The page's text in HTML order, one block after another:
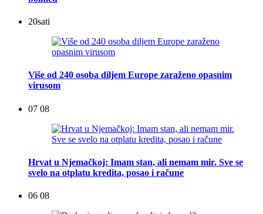
20sati
Više od 240 osoba diljem Europe zaraženo opasnim
virusom
07 08
Hrvat u Njemačkoj: Imam stan, ali nemam mir. Sve se
svelo na otplatu kredita, posao i račune
06 08